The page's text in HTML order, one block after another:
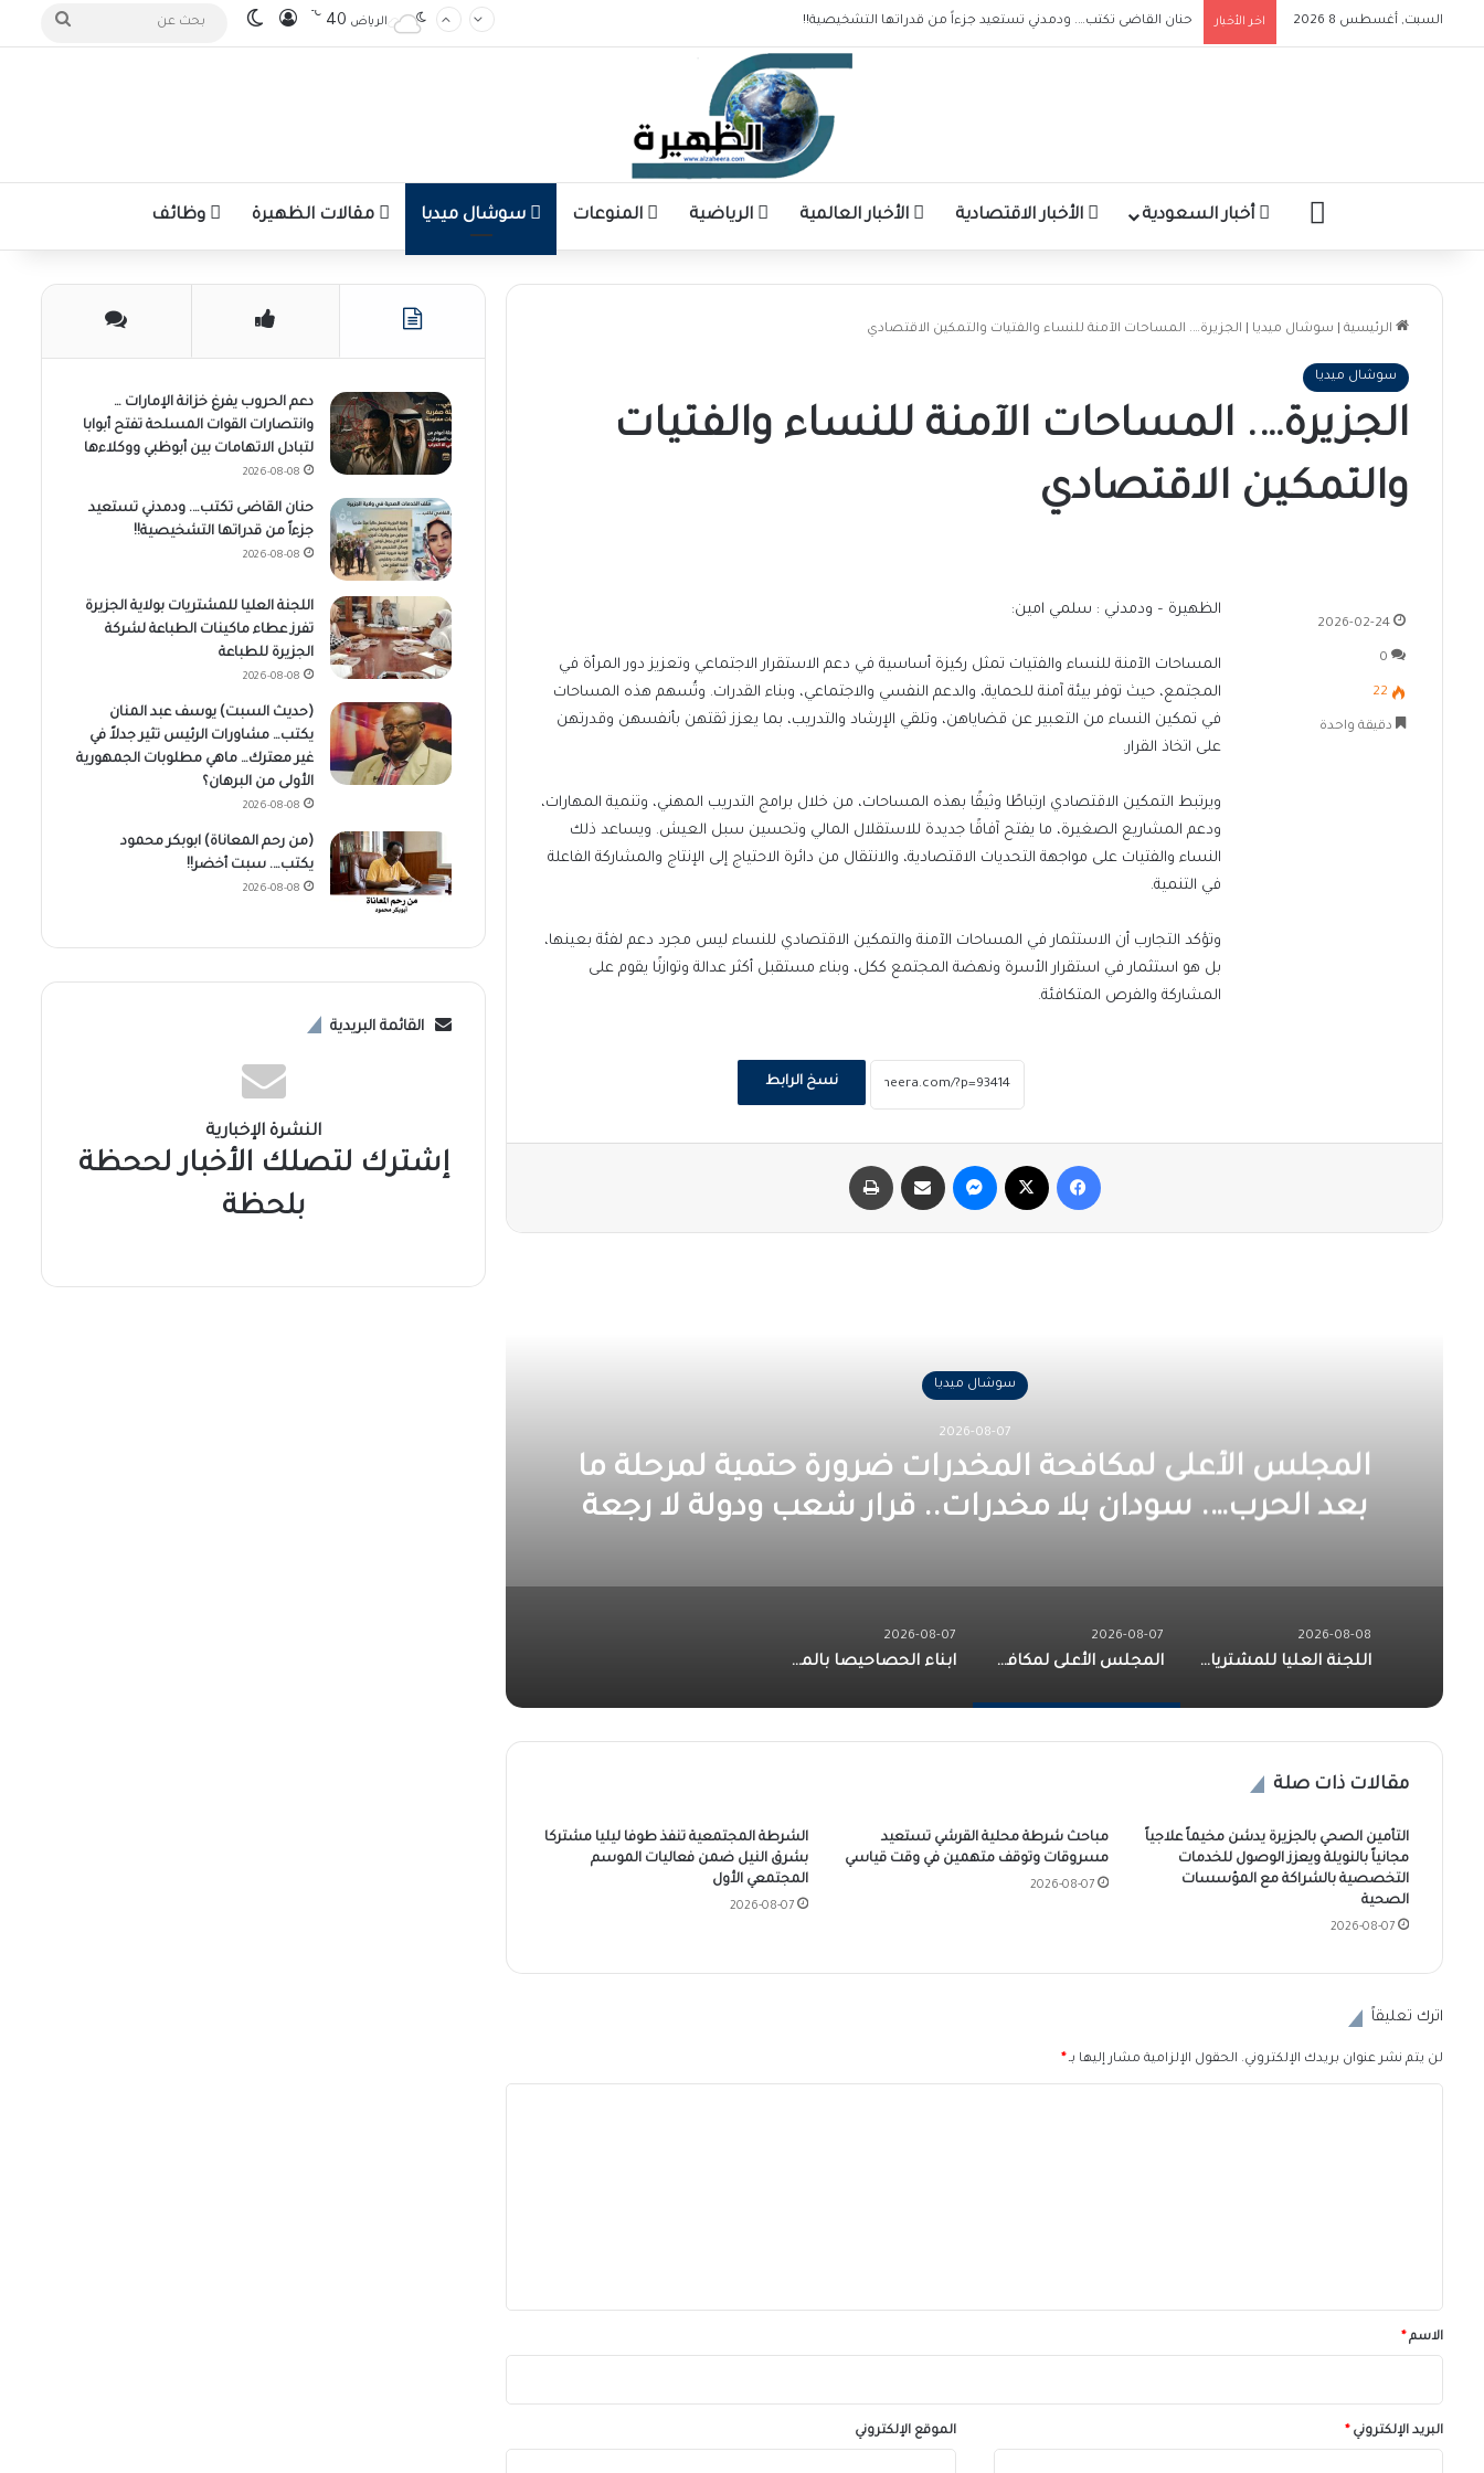
السبت, أغسطس 8 2026 اخر الأخبار حنان القاضى تكتب…. ودمدني تستعيد جزءاً من قدراتها التشخيصية!! الرياض 40
℃ تسجيل الدخول
الوضع المظلم بحث
الرئيسيةأخبار السعودية الأخبار الاقتصادية الأخبار العالمية الرياضية المنوعات سوشال ميديا مقالات الظهيرة وظائف
الرئيسية سوشال ميديا الجزيرة…. المساحات الآمنة للنساء والفتيات والتمكين الاقتصادي
سوشال ميديا
الجزيرة…. المساحات الآمنة للنساء والفتيات
والتمكين الاقتصادي
الظهيرة – ودمدني : سلمي امين:
المساحات الآمنة للنساء والفتيات تمثل ركيزة أساسية في دعم الاستقرار الاجتماعي وتعزيز دور المرأة في
المجتمع، حيث توفر بيئة آمنة للحماية، والدعم النفسي والاجتماعي، وبناء القدرات. وتُسهم هذه المساحات
في تمكين النساء من التعبير عن قضاياهن، وتلقي الإرشاد والتدريب، بما يعزز ثقتهن بأنفسهن وقدرتهن
على اتخاذ القرار.
ويرتبط التمكين الاقتصادي ارتباطًا وثيقًا بهذه المساحات، من خلال برامج التدريب المهني، وتنمية المهارات،
ودعم المشاريع الصغيرة، ما يفتح آفاقًا جديدة للاستقلال المالي وتحسين سبل العيش. ويساعد ذلك
النساء والفتيات على مواجهة التحديات الاقتصادية، والانتقال من دائرة الاحتياج إلى الإنتاج والمشاركة الفاعلة
في التنمية.
وتؤكد التجارب أن الاستثمار في المساحات الآمنة والتمكين الاقتصادي للنساء ليس مجرد دعم لفئة بعينها،
بل هو استثمار في استقرار الأسرة ونهضة المجتمع ككل، وبناء مستقبل أكثر عدالة وتوازنًا يقوم على
المشاركة والفرص المتكافئة.
نسخ الرابط
2026-02-24
0
22
دقيقة واحدة
فيسبوك ماسنجر مشاركة عبر البريد
سوشال ميديا
2026-08-07
المجلس الأعلى لمكافحة المخدرات ضرورة حتمية لمرحلة ما
بعد الحرب…. سودان بلا مخدرات.. قرار شعب ودولة لا رجعة
2026-08-08
اللجنة العليا للمشتريات بولاية الجزيرة تفرز عطاء ماكينات الطباعة لشركة الجزيرة للطباعة
2026-08-07
المجلس الأعلى لمكافحة المخدرات ضرورة حتمية لمرحلة ما بعد الحرب…. سودان بلا مخدرات.. قرار شعب ودولة لا رجعة فيه!!
2026-08-07
ابناء الحصاحيصا بالمملكة العربية السعودية يدعمون 9 مدارس بمعينات اجلاس
مقالات ذات صلة
التأمين الصحي بالجزيرة يدشن مخيماً علاجياً
مجانياً بالنويلة ويعزز الوصول للخدمات
التخصصية بالشراكة مع المؤسسات
الصحية
2026-08-07
مباحث شرطة محلية القرشي تستعيد
مسروقات وتوقف متهمين في وقت قياسي
2026-08-07
الشرطة المجتمعية تنفذ طوفا ليليا مشتركا
بشرق النيل ضمن فعاليات الموسم
المجتمعي الأول
2026-08-07
اترك تعليقاً
لن يتم نشر عنوان بريدك الإلكتروني. الحقول الإلزامية مشار إليها بـ*
*الاسم*
البريد الإلكتروني* الموقع الإلكتروني
دعم الحروب يفرغ خزانة الإمارات …
وانتصارات القوات المسلحة تفتح أبوابا
لتبادل الاتهامات بين أبوظبي ووكلاءها
2026-08-08
حنان القاضى تكتب…. ودمدني تستعيد
جزءاً من قدراتها التشخيصية!!
2026-08-08
اللجنة العليا للمشتريات بولاية الجزيرة
تفرز عطاء ماكينات الطباعة لشركة
الجزيرة للطباعة
2026-08-08
(حديث السبت) يوسف عبد المنان
يكتب… مشاورات الرئيس تثير جدلاً في
غير معترك… ماهي مطلوبات الجمهورية
الأولى من البرهان؟
2026-08-08
(من رحم المعاناة) ابوبكر محمود
يكتب…. سبت أخضر!!
2026-08-08
القائمة البريدية
النشرة الإخبارية
إشترك لتصلك الأخبار لححظة
بلحظة